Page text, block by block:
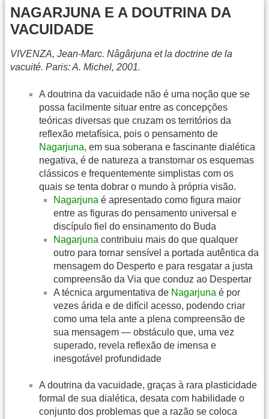
NAGARJUNA E A DOUTRINA DA
VACUIDADE
VIVENZA, Jean-Marc. Nâgârjuna et la doctrine de la
vacuité. Paris: A. Michel, 2001.
A doutrina da vacuidade não é uma noção que se
possa facilmente situar entre as concepções
teóricas diversas que cruzam os territórios da
reflexão metafísica, pois o pensamento de
Nagarjuna, em sua soberana e fascinante dialética
negativa, é de natureza a transtornar os esquemas
clássicos e frequentemente simplistas com os
quais se tenta dobrar o mundo à própria visão.
Nagarjuna é apresentado como figura maior
entre as figuras do pensamento universal e
discípulo fiel do ensinamento do Buda
Nagarjuna contribuiu mais do que qualquer
outro para tornar sensível a portada autêntica da
mensagem do Desperto e para resgatar a justa
compreensão da Via que conduz ao Despertar
A técnica argumentativa de Nagarjuna é por
vezes árida e de difícil acesso, podendo criar
como uma tela ante a plena compreensão de
sua mensagem — obstáculo que, uma vez
superado, revela reflexão de imensa e
inesgotável profundidade
A doutrina da vacuidade, graças à rara plasticidade
formal de sua dialética, desata com habilidade o
conjunto dos problemas que a razão se coloca